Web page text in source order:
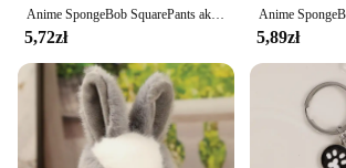
5,72zł 5,89zł